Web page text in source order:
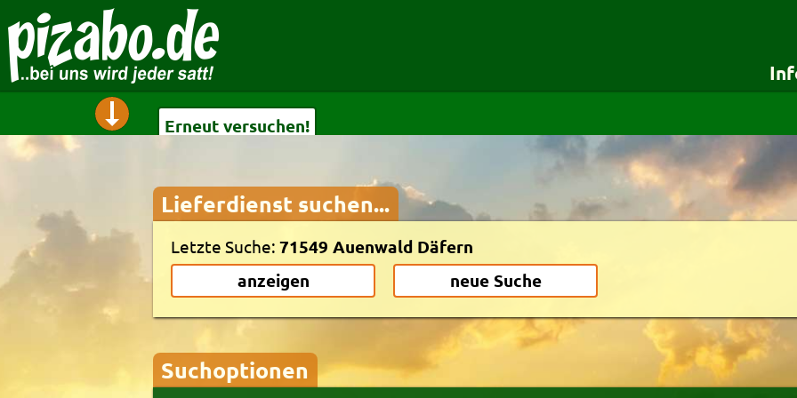
Startseite
Details für Besteller
Lieferservice-App
Weiterempfehlen
Newsletter
Testshop
Styles
Zuverlässigkeit
Erneut versuchen!
Erneut versuchen!
Lieferdienst suchen...
Letzte Suche: 71549 Auenwald Däfern
anzeigen
neue Suche
Suchoptionen